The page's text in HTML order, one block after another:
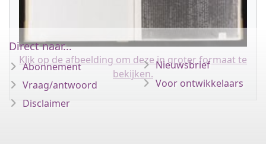
Klik op de afbeelding om deze in groter formaat te
bekijken.
Direct naar...
Abonnement
Vraag/antwoord
Disclaimer
Nieuwsbrief
Voor ontwikkelaars